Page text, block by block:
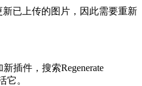
新已上传的图片，因此需要重新
新插件，搜索Regenerate
它。